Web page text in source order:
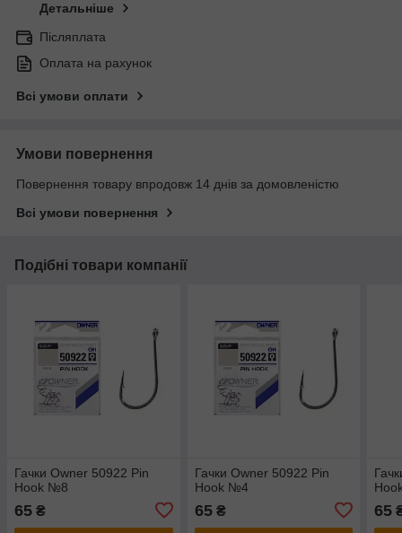
Детальніше
Післяплата
Оплата на рахунок
Всі умови оплати
Умови повернення
Повернення товару впродовж 14 днів за домовленістю
Всі умови повернення
Подібні товари компанії
Гачки Owner 50922 Pin
Hook №8
65 ₴
Гачки Owner 50922 Pin
Hook №4
65₴ 65